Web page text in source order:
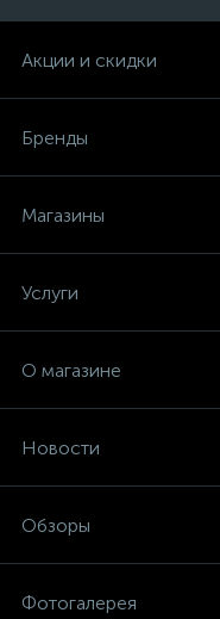
Акции и скидки
Бренды
Магазины
Услуги
О магазине
Новости
Обзоры
Фотогалерея